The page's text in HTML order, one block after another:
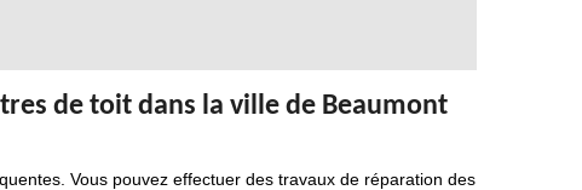
de toit dans la ville de Beaumont
Vous pouvez effectuer des travaux de réparation des